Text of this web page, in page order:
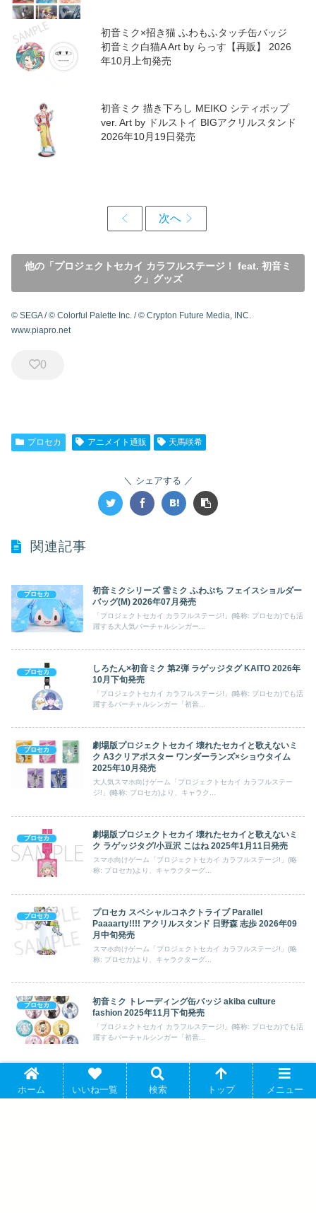
初音ミク×招き猫 ふわもふタッチ缶バッジ
初音ミク白猫A Art by らっす【再販】 2026
年10月上旬発売
初音ミク 描き下ろし MEIKO シティポップ
ver. Art by ドルストイ BIGアクリルスタンド
2026年10月19日発売
他の「プロジェクトセカイ カラフルステージ！ feat. 初音ミ
ク」グッズ
© SEGA / © Colorful Palette Inc. / © Crypton Future Media, INC.
www.piapro.net
0
プロセカ アニメイト通販 天馬咲希
シェアする
関連記事
プロセカ
初音ミクシリーズ 雪ミク ふわぷち フェイスショルダー
バッグ(M) 2026年07月発売
「プロジェクトセカイ カラフルステージ!」(略称: プロセカ)でも活
躍する大人気バーチャルシンガー...
プロセカ
しろたん×初音ミク 第2弾 ラゲッジタグ KAITO 2026年
10月下旬発売
「プロジェクトセカイ カラフルステージ!」(略称: プロセカ)でも活
躍するバーチャルシンガー「初音...
プロセカ
劇場版プロジェクトセカイ 壊れたセカイと歌えないミ
ク A3クリアポスター ワンダーランズ×ショウタイム
2025年10月発売
大人気スマホ向けゲーム「プロジェクトセカイ カラフルステー
ジ!」(略称: プロセカ)より、キャラク...
プロセカ
劇場版プロジェクトセカイ 壊れたセカイと歌えないミ
ク ラゲッジタグ/小豆沢 こはね 2025年1月11日発売
スマホ向けゲーム「プロジェクトセカイ カラフルステージ!」(略
称: プロセカ)より、キャラクターグ...
プロセカ
プロセカ スペシャルコネクトライブ Parallel
Paaaarty!!!! アクリルスタンド 日野森 志歩 2026年09
月中旬発売
スマホ向けゲーム「プロジェクトセカイ カラフルステージ!」(略
称: プロセカ)より、キャラクターグ...
プロセカ
初音ミク トレーディング缶バッジ akiba culture
fashion 2025年11月下旬発売
「プロジェクトセカイ カラフルステージ!」(略称: プロセカ)でも活
躍するバーチャルシンガー「初音...
ホーム いいね一覧 検索 トップ メニュー